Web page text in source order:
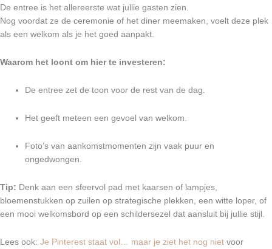
De entree is het allereerste wat jullie gasten zien.
Nog voordat ze de ceremonie of het diner meemaken, voelt deze plek
als een welkom als je het goed aanpakt.
Waarom het loont om hier te investeren:
De entree zet de toon voor de rest van de dag.
Het geeft meteen een gevoel van welkom.
Foto’s van aankomstmomenten zijn vaak puur en
ongedwongen.
Tip: Denk aan een sfeervol pad met kaarsen of lampjes,
bloemenstukken op zuilen op strategische plekken, een witte loper, of
een mooi welkomsbord op een schildersezel dat aansluit bij jullie stijl.
Lees ook: Je Pinterest staat vol… maar je ziet het nog niet voor